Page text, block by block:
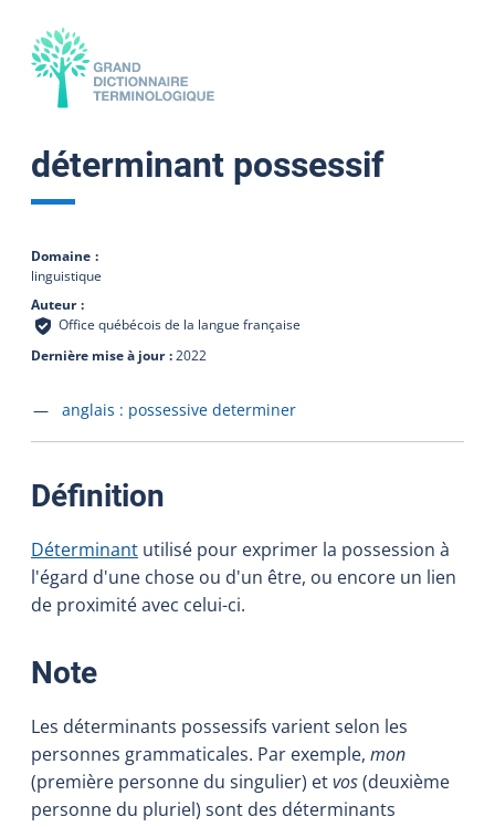
déterminant possessif
Domaine
linguistique
Auteur
Office québécois de la langue française
Dernière mise à jour 2022
Accéder à la fiche en
anglais : possessive determiner
Définition
Déterminant utilisé pour exprimer la possession à
l'égard d'une chose ou d'un être, ou encore un lien
de proximité avec celui-ci.
Note:
Les déterminants possessifs varient selon les
personnes grammaticales. Par exemple, mon
(première personne du singulier) etvos(deuxième
personne du pluriel) sont des déterminants